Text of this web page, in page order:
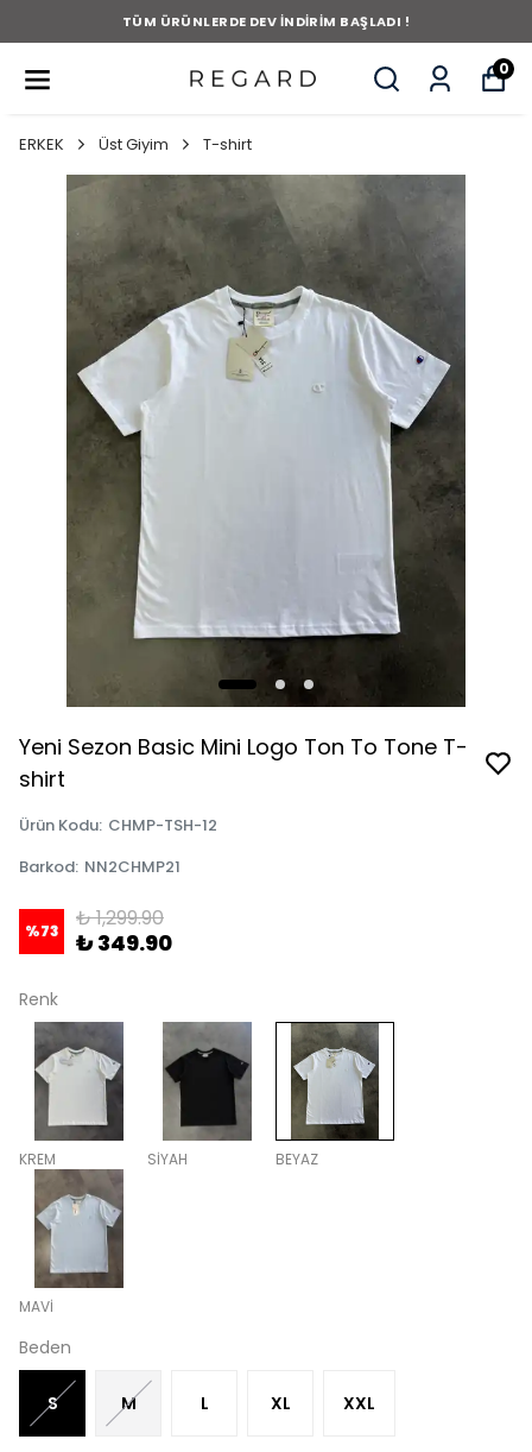
TÜM ÜRÜNLERDE DEV İNDİRİM BAŞLADI !
0
ERKEK Üst Giyim T-shirt
Yeni Sezon Basic Mini Logo Ton To Tone T-
shirt
Ürün Kodu: CHMP-TSH-12
Barkod: NN2CHMP21
%73 ₺ 1,299.90
₺ 349.90
Renk
KREM SİYAH BEYAZ
MAVİ
Beden
S M L XL XXL